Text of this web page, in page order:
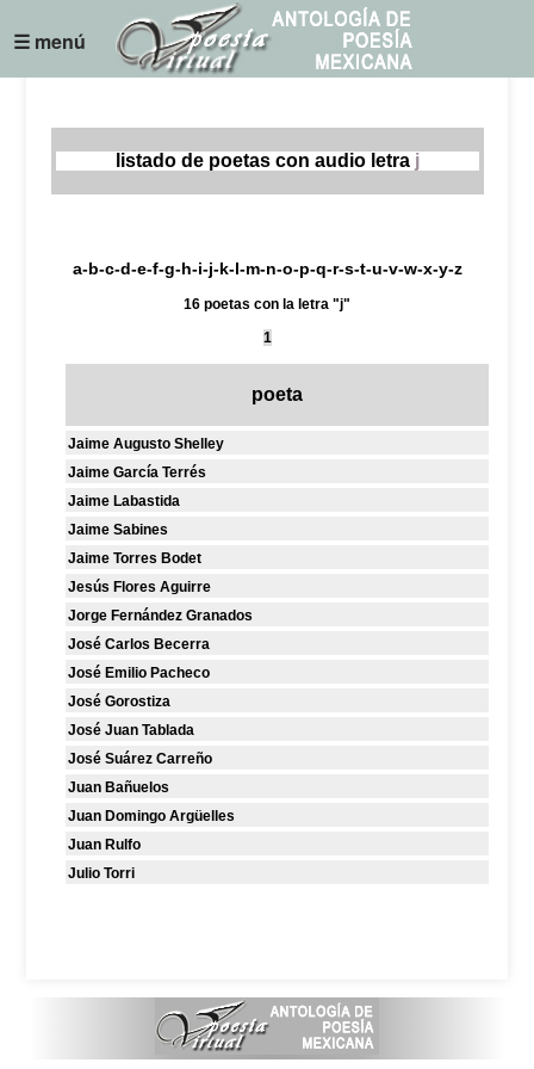
☰ menú
listado de poetas con audio letra j
a-b-c-d-e-f-g-h-i-j-k-l-m-n-o-p-q-r-s-t-u-v-w-x-y-z
16 poetas con la letra "j"
1
poeta
Jaime Augusto Shelley
Jaime García Terrés
Jaime Labastida
Jaime Sabines
Jaime Torres Bodet
Jesús Flores Aguirre
Jorge Fernández Granados
José Carlos Becerra
José Emilio Pacheco
José Gorostiza
José Juan Tablada
José Suárez Carreño
Juan Bañuelos
Juan Domingo Argüelles
Juan Rulfo
Julio Torri